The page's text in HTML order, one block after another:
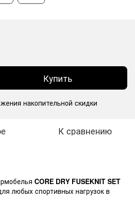
Купить
накопительной скидки
К сравнению
CORE DRY FUSEKNIT SET
любых спортивных нагрузок в